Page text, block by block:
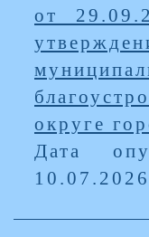
от
округе
Дата
10.07.2026